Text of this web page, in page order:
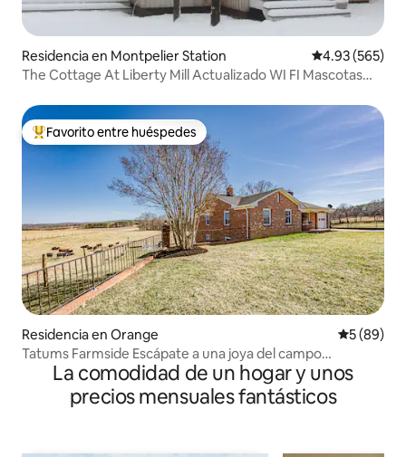
Residencia en Montpelier Station Calificación
4.93 (565)
The Cottage At Liberty Mill Actualizado WI FI Mascotas
De los mejores en Favorito entre huéspedes
Favorito entre huéspedes
Residencia en Orange
5 (89)
Tatums Farmside Escápate a una joya del campo
Capacidad para 10 personas
La comodidad de un hogar y unos
precios mensuales fantásticos